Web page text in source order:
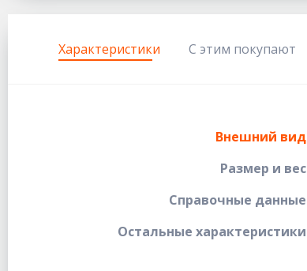
Характеристики С этим покупают
Внешний вид
Размер и вес
Справочные данные
Остальные характеристики